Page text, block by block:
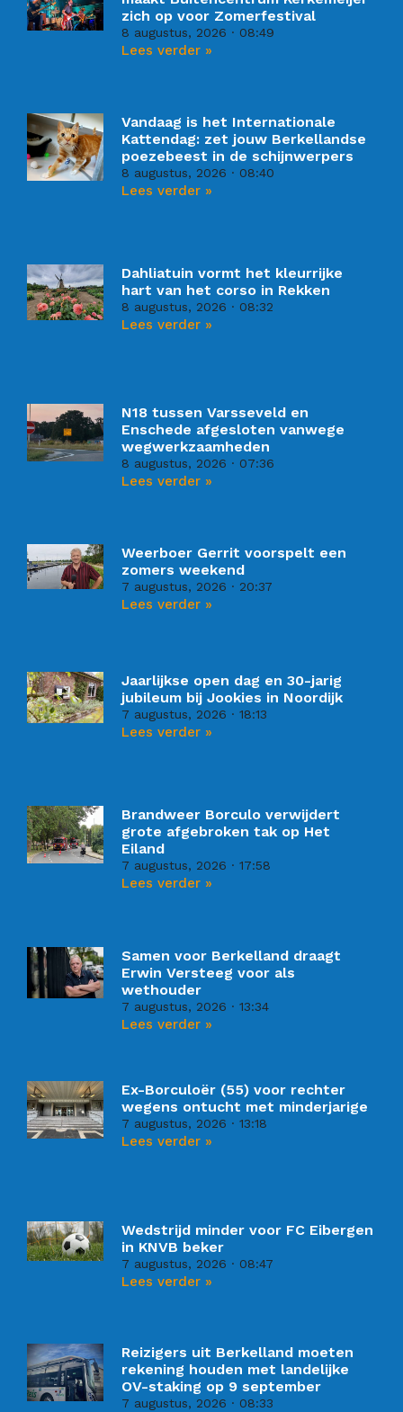
zich op voor Zomerfestival
8 augustus, 2026 08:49
Lees verder »
Vandaag is het Internationale
Kattendag: zet jouw Berkellandse
poezebeest in de schijnwerpers
8 augustus, 2026 08:40
Lees verder »
Dahliatuin vormt het kleurrijke
hart van het corso in Rekken
8 augustus, 2026 08:32
Lees verder »
N18 tussen Varsseveld en
Enschede afgesloten vanwege
wegwerkzaamheden
8 augustus, 2026 07:36
Lees verder »
Weerboer Gerrit voorspelt een
zomers weekend
7 augustus, 2026 20:37
Lees verder »
Jaarlijkse open dag en 30-jarig
jubileum bij Jookies in Noordijk
7 augustus, 2026 18:13
Lees verder »
Brandweer Borculo verwijdert
grote afgebroken tak op Het
Eiland
7 augustus, 2026 17:58
Lees verder »
Samen voor Berkelland draagt
Erwin Versteeg voor als
wethouder
7 augustus, 2026 13:34
Lees verder »
Ex-Borculoër (55) voor rechter
wegens ontucht met minderjarige
7 augustus, 2026 13:18
Lees verder »
Wedstrijd minder voor FC Eibergen
in KNVB beker
7 augustus, 2026 08:47
Lees verder »
Reizigers uit Berkelland moeten
rekening houden met landelijke
OV-staking op 9 september
7 augustus, 2026 08:33